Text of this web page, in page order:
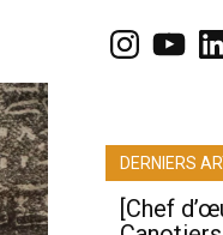
Instagram
DERNIERS
[Chef